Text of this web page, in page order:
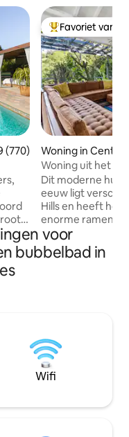
beoordeling van
(770)
en
je
Topfavoriet van
Favoriet van
Woning in Central
Woning uit het
de Hollywood
Dit moderne huis
eeuw ligt
Hills en heeft
enorme ramen,
bubbelbad met
inheems zijn in
voelt extra
accommodatie. Het is een prachtige
oase in het
gemakkelijke
van
voor
bubbelbad in
Wifi